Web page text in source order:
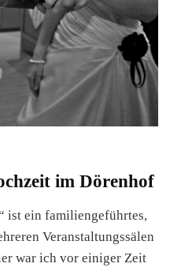
im Dörenhof
ist ein familiengeführtes,
Veranstaltungssälen
war ich vor einiger Zeit